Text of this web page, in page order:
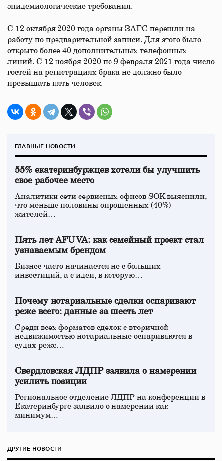
эпидемиологические требования.
С 12 октября 2020 года органы ЗАГС перешли на
работу по предварительной записи. Для этого было
открыто более 40 дополнительных телефонных
линий. С 12 ноября 2020 по 9 февраля 2021 года число
гостей на регистрациях брака не должно было
превышать пять человек.
ГЛАВНЫЕ НОВОСТИ
55% екатеринбуржцев хотели бы улучшить
свое рабочее место
Аналитики сети сервисных офисов SOK выяснили,
что меньше половины опрошенных (40%)
жителей…
Пять лет AFUVA: как семейный проект стал
узнаваемым брендом
Бизнес часто начинается не с больших
инвестиций, а с идеи, в которую…
Почему нотариальные сделки оспаривают
реже всего: данные за шесть лет
Среди всех форматов сделок с вторичной
недвижимостью нотариальные оспариваются в
судах реже…
Свердловская ЛДПР заявила о намерении
усилить позиции
Региональное отделение ЛДПР на конференции в
Екатеринбурге заявило о намерении как
минимум…
ДРУГИЕ НОВОСТИ